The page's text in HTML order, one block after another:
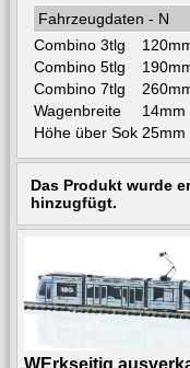
Fahrzeugdaten - N
Combino 3tlg
Combino 5tlg
Combino 7tlg
Wagenbreite
14mm
Höhe über Sok 25mm
Das Produkt wurde
hinzugfügt.
WErkseitig